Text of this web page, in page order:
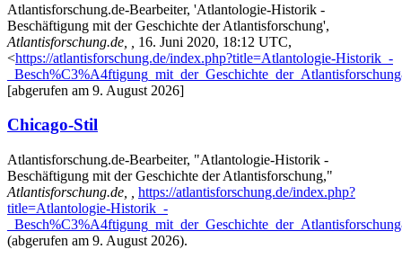
Atlantisforschung.de-Bearbeiter, 'Atlantologie-Historik -
Beschäftigung mit der Geschichte der Atlantisforschung',
Atlantisforschung.de, ,
16. Juni 2020, 18:12 UTC,
<https://atlantisforschung.de/index.php?title=Atlantologie-Historik_-
[abgerufen am 9. August 2026]
Chicago-Stil
Atlantisforschung.de-Bearbeiter, "Atlantologie-Historik -
Beschäftigung mit der Geschichte der Atlantisforschung,"
Atlantisforschung.de, ,
https://atlantisforschung.de/index.php?
title=Atlantologie-Historik_-
(abgerufen am 9. August 2026).